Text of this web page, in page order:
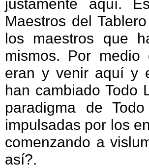
justamente aquí.
Maestros del
los maestros que
mismos. Por
eran y venir aquí y
han cambiado Todo
paradigma de
impulsadas por los
comenzando a
así?.